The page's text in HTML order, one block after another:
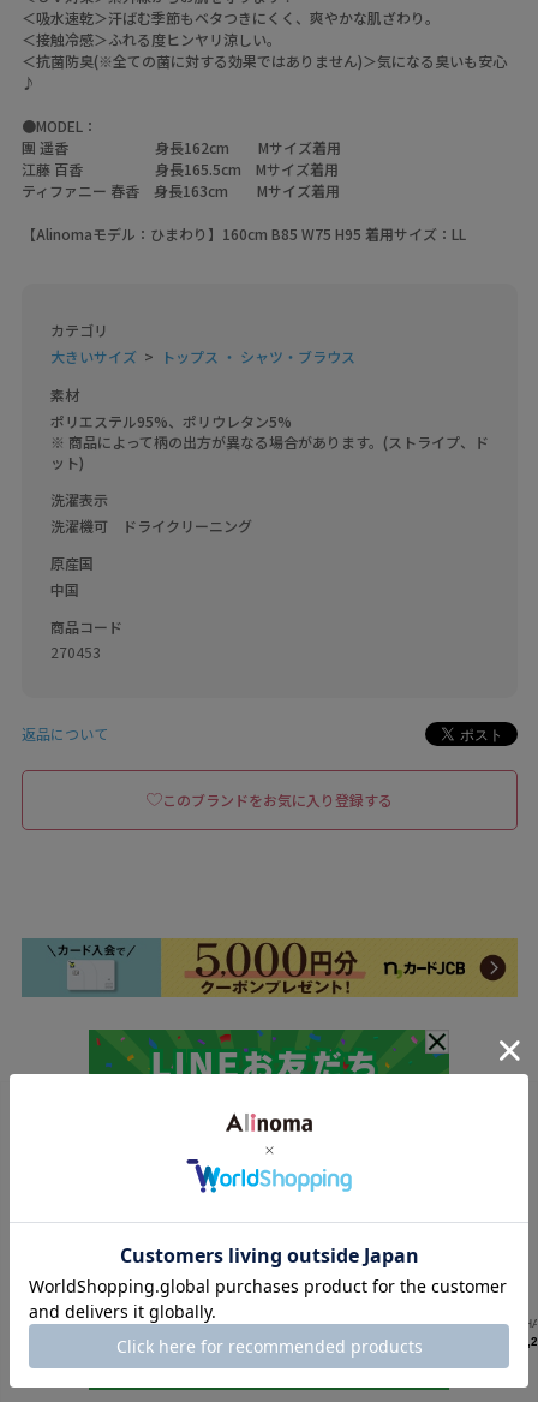
＜吸水速乾＞汗ばむ季節もベタつきにくく、爽やかな肌ざわり。
＜接触冷感＞ふれる度ヒンヤリ涼しい。
＜抗菌防臭(※全ての菌に対する効果ではありません)＞気になる臭いも安心
♪
●MODEL：
團 遥香 身長162cm Mサイズ着用
江藤 百香 身長165.5cm Mサイズ着用
ティファニー 春香 身長163cm Mサイズ着用
【Alinomaモデル：ひまわり】160cm B85 W75 H95 着用サイズ：LL
カテゴリ
大きいサイズ
トップス ・ シャツ・ブラウス
素材
ポリエステル95%、ポリウレタン5%
※ 商品によって柄の出方が異なる場合があります。(ストライプ、ド
ット)
洗濯表示
洗濯機可　ドライクリーニング
原産国
中国
商品コード
270453
返品について
このブランドをお気に入り登録する